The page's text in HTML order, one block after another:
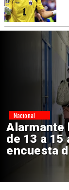
Aprueban
Sebastián
de $4 mil
Regiones